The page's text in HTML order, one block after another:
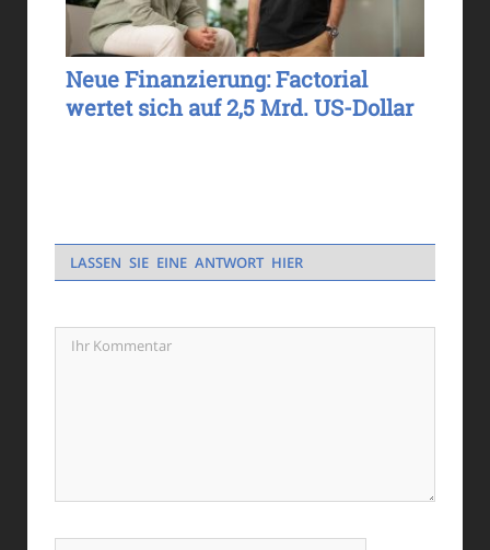
Neue Finanzierung: Factorial
wertet sich auf 2,5 Mrd. US-Dollar
LASSEN SIE EINE ANTWORT HIER